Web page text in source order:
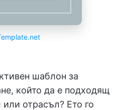
шаблон за
който да е подходящ
или отрасъл? Ето го